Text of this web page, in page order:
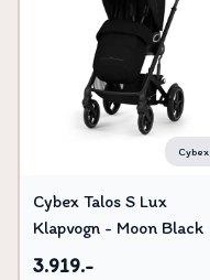
Cybex
Cybex Talos S Lux
Klapvogn - Moon Black
3.919.-